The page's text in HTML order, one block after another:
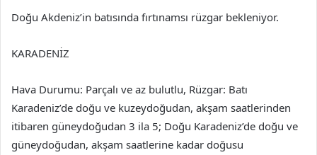
Doğu Akdeniz’in batısında fırtınamsı rüzgar bekleniyor.
KARADENİZ
Hava Durumu: Parçalı ve az bulutlu, Rüzgar: Batı
Karadeniz’de doğu ve kuzeydoğudan, akşam saatlerinden
itibaren güneydoğudan 3 ila 5; Doğu Karadeniz’de doğu ve
güneydoğudan, akşam saatlerine kadar doğusu